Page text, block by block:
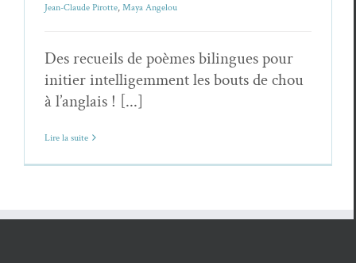
Jean-Claude Pirotte, Maya Angelou
Des recueils de poèmes bilingues pour
initier intelligemment les bouts de chou
à l’anglais ! [...]
Lire la suite